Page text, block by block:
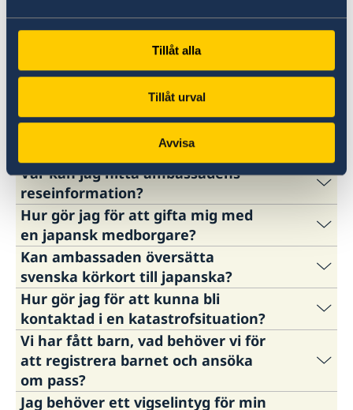
Tillåt alla
Tillåt urval
Avvisa
31 december
För att förnya ditt svenska körkort måste du
vara permanent bosatt i Sverige.
Transportstyrelsen prövar var du är permanent
bosatt när det gäller körkortsfrågor.Mer
information på Transportstyrelsens hemsida
.
Var kan jag hitta ambassadens
reseinformation?
På ambassadens hemsida hittar du
ambassadens reseinformation.
Hur gör jag för att gifta mig med
en japansk medborgare?
Här hittar du information om vigsel inför
japansk myndighet.
Kan ambassaden översätta
svenska körkort till japanska?
Nej, ambassaden gör inga översättningar, vänd
er direkt tillJapan Automobile Federation .
Hur gör jag för att kunna bli
kontaktad i en katastrofsituation?
I en kris hittar du ambassadens och
Utrikesdepartementets råd och information till
svenska medborgare ireseinformationen.
Vi har fått barn, vad behöver vi för
att registrera barnet och ansöka
om pass?
Jag behöver ett vigselintyg för min